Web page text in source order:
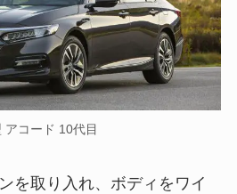
アコード 10代目
を取り入れ、ボディをワイ